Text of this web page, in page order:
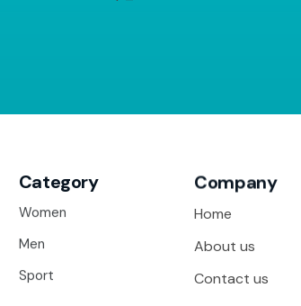
Category
Women
Men
Sport
Company
Home
About us
Contact us